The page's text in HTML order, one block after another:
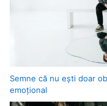
Semne că nu ești doar
emoțional